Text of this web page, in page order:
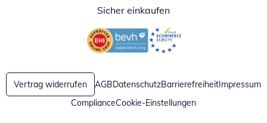
Sicher einkaufen
Öffnet in neuem FensterÖffnet in neuem Fenster
Vertrag widerrufen AGBDatenschutzBarrierefreiheitImpressum
ComplianceCookie-Einstellungen